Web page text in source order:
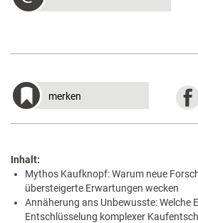
merken
Inhalt:
Mythos Kaufknopf: Warum neue
übersteigerte Erwartungen wecken
Annäherung ans Unbewusste: Welche
Entschlüsselung komplexer